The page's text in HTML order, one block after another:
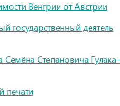
Венгрии от Австрии
государственный деятель
Степановича Гулака-
печати